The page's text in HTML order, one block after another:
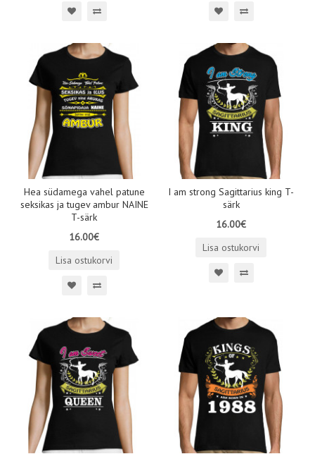
Hea südamega vahel patune
seksikas ja tugev ambur NAINE
T-särk
16.00€
Lisa ostukorvi
I am strong Sagittarius king T-
särk
16.00€
Lisa ostukorvi